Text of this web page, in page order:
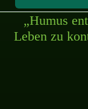
„Humus
Leben zu